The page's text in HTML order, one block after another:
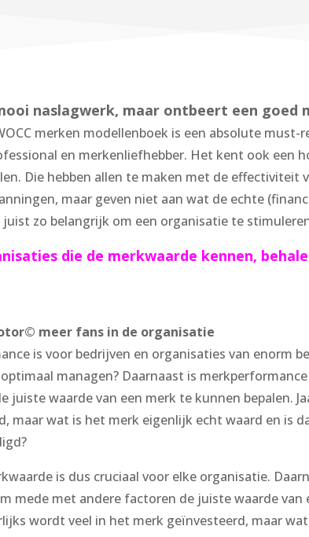
naslagwerk, maar ontbeert een goed
merken modellenboek is een absolute must-
en merkenliefhebber. Het kent ook een
Die hebben allen te maken met de effectiviteit
maar geven niet aan wat de echte
juist zo belangrijk om een organisatie te
die de merkwaarde kennen,
meer fans in de organisatie
is voor bedrijven en organisaties van enorm
managen? Daarnaast is
juiste waarde van een merk te kunnen bepalen.
maar wat is het merk eigenlijk echt waard en is
is dus cruciaal voor elke organisatie.
mede met andere factoren de juiste waarde van
wordt veel in het merk geïnvesteerd, maar